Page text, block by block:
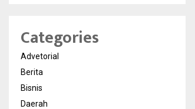
Categories
Advetorial
Berita
Bisnis
Daerah